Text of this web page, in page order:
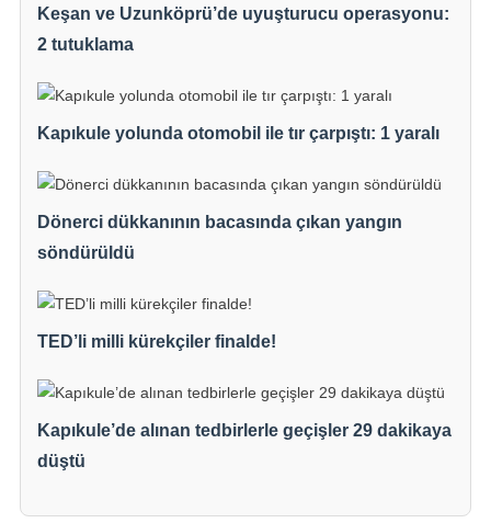
Keşan ve Uzunköprü’de uyuşturucu operasyonu:
2 tutuklama
Kapıkule yolunda otomobil ile tır çarpıştı: 1 yaralı
Dönerci dükkanının bacasında çıkan yangın
söndürüldü
TED’li milli kürekçiler finalde!
Kapıkule’de alınan tedbirlerle geçişler 29 dakikaya
düştü